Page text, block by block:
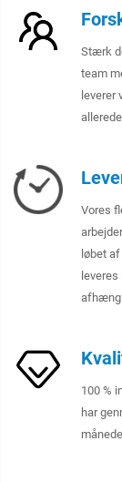
Stærk
team
leverer
Vores
løbet af
leveres
100 %
har